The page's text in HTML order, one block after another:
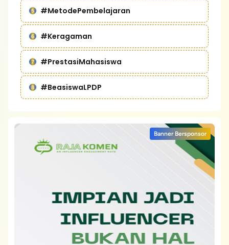
#MetodePembelajaran
#Keragaman
#PrestasiMahasiswa
#BeasiswaLPDP
Banner Bersponsor